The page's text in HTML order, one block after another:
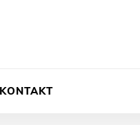
KONTAKT